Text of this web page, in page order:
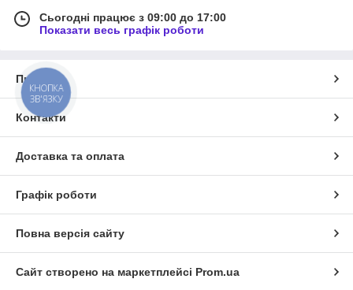
Сьогодні працює з 09:00 до 17:00
Показати весь графік роботи
Про нас
Контакти
Доставка та оплата
Графік роботи
Повна версія сайту
Сайт створено на маркетплейсі Prom.ua
КНОПКА
ЗВ'ЯЗКУ